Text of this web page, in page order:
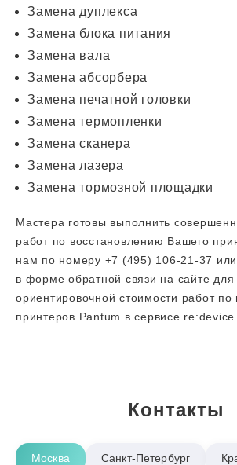
Замена дуплекса
Замена блока питания
Замена вала
Замена абсорбера
Замена печатной головки
Замена термопленки
Замена сканера
Замена лазера
Замена тормозной площадки
Мастера готовы выполнить
работ по восстановлению Вашего
нам по номеру +7 (495) 106-21-37
в форме обратной связи на сайте
ориентировочной стоимости работ по
принтеров Pantum в сервисе re:device
Контакты
Москва Санкт-Петербург